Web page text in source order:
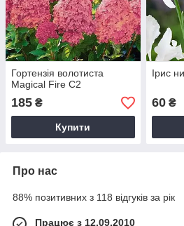
Гортензія волотиста
Magical Fire С2
185 ₴
Купити
Ірис
60₴
Про нас
88% позитивних з 118 відгуків за рік
Працює з 12.09.2010